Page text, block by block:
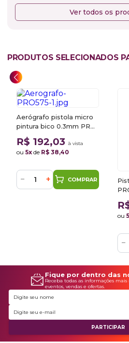
Ver todos os
PRODUTOS SELECIONADOS
Aerógrafo pistola micro
pintura bico 0.3mm PRO-
575 PDR
R$ 192,03 à vista
ou 5x de R$ 38,40
− + COMPRAR
ou
−
Fique por dentro das
Receba todas as informações mais
eventos, vendas e ofertas.